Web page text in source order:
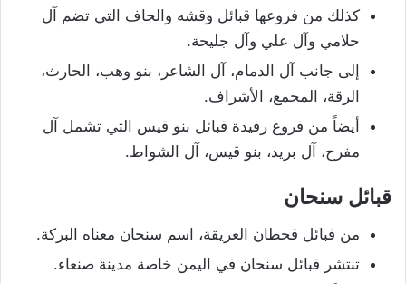
كذلك من فروعها قبائل وقشه والحاف التي تضم آل
حلامي وآل علي وآل جليحة.
إلى جانب آل الدمام، آل الشاعر، بنو وهب، الحارث،
الرقة، المجمع، الأشراف.
أيضاً من فروع رفيدة قبائل بنو قيس التي تشمل آل
مفرح، آل بريد، بنو قيس، آل الشواط.
قبائل سنحان
من قبائل قحطان العريقة، اسم سنحان معناه البركة.
تنتشر قبائل سنحان في اليمن خاصة مدينة صنعاء.